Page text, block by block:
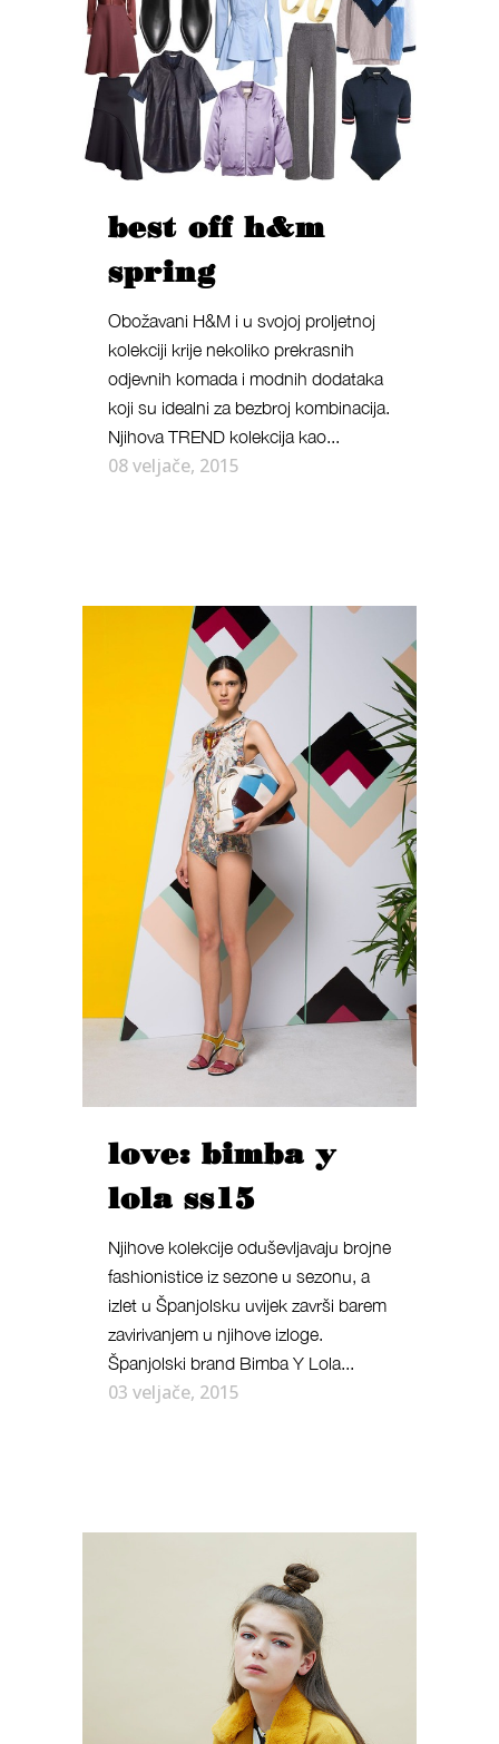
best off h&m
spring
Obožavani H&M i u svojoj proljetnoj
kolekciji krije nekoliko prekrasnih
odjevnih komada i modnih dodataka
koji su idealni za bezbroj kombinacija.
Njihova TREND kolekcija kao...
08 veljače, 2015
love: bimba y
lola ss15
Njihove kolekcije oduševljavaju brojne
fashionistice iz sezone u sezonu, a
izlet u Španjolsku uvijek završi barem
zavirivanjem u njihove izloge.
Španjolski brand Bimba Y Lola...
03 veljače, 2015